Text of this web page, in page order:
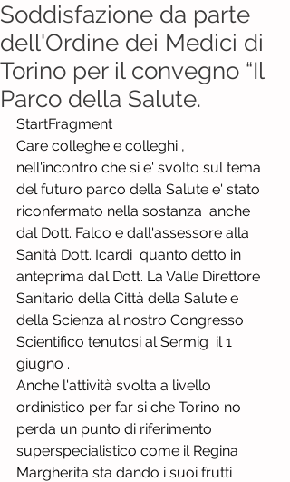
Soddisfazione da parte
dell'Ordine dei Medici di
Torino per il convegno “Il
Parco della Salute.
StartFragment
Care colleghe e colleghi ,
nell'incontro che si e' svolto sul tema
del futuro parco della Salute e' stato
riconfermato nella sostanza  anche
dal Dott. Falco e dall'assessore alla
Sanità Dott. Icardi  quanto detto in
anteprima dal Dott. La Valle Direttore
Sanitario della Città della Salute e
della Scienza al nostro Congresso
Scientifico tenutosi al Sermig  il 1
giugno .
Anche l'attività svolta a livello
ordinistico per far si che Torino no
perda un punto di riferimento
superspecialistico come il Regina
Margherita sta dando i suoi frutti .